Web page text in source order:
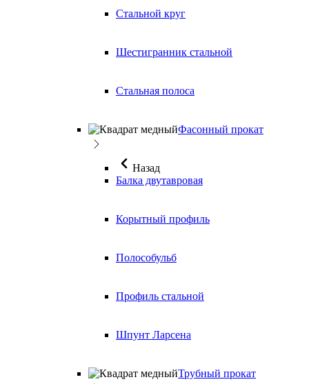
Стальной круг
Шестигранник стальной
Стальная полоса
Фасонный прокат
Назад
Балка двутавровая
Корытный профиль
Полособульб
Профиль стальной
Шпунт Ларсена
Трубный прокат